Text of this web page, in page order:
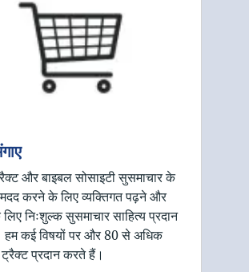
और बाइबल सोसाइटी सुसमाचार के
करने के लिए व्यक्तिगत पढ़ने और
निःशुल्क सुसमाचार साहित्य प्रदान
हम कई विषयों पर और 80 से अधिक
प्रदान करते हैं।